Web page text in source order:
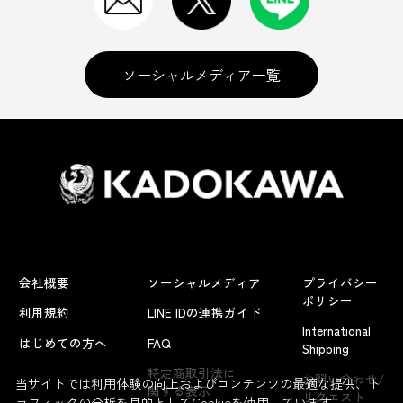
よくあるお問い合わせ
ソーシャルメディア一覧
会社概要
利用規約
はじめての方へ
ソーシャルメディア
LINE IDの連携ガイド
FAQ
特定商取引法に
関する表示
プライバシー
ポリシー
International
Shipping
お問い合わせ/
リクエスト
当サイトでは利用体験の向上およびコンテンツの最適な提供、ト